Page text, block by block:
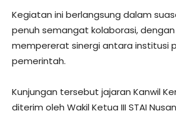
Kegiatan ini berlangsung dalam
penuh semangat kolaborasi,
mempererat sinergi antara institusi
pemerintah.
Kunjungan tersebut jajaran Kanwil
diterim oleh Wakil Ketua III STAI